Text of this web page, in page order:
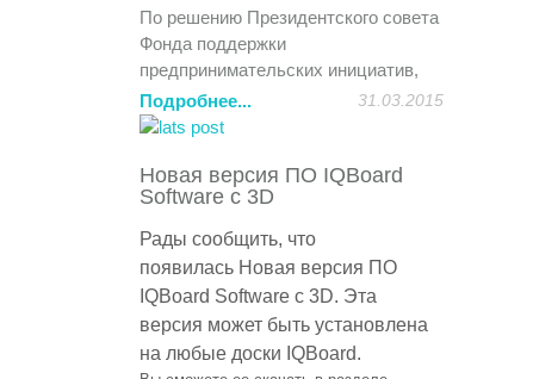
Мероприятия Форума проходят в
рамках тематических конференций,
«круглых столов», дискуссионных
клубов, заседаний секций, будет
организована стендовая экспозиция.
http://itforum2020.ru/?id=6595
Компания «СитиМедиа
(http://sitimedia.ru) является
техническим партнером данного
мероприятия.
Приглашаем посетить стенд
компании « СитиМедиа», на котором
По решению Президентского совета
Фонда поддержки
предпринимательских инициатив,
компании присуждено почетное
звание«НАДЁЖНЫЙ
УСЛУГ».
Федеральный Реестр Надежных
компаний, сформированного для
органов государственной и
муниципальной власти и
потребительского сектора России.
Подробнее... 31.03.2015
Новая версия ПО IQBoard
Software с 3D
Рады сообщить, что
появилась Новая версия ПО
IQBoard Software с 3D. Эта
версия может быть установлена
на любые доски IQBoard.